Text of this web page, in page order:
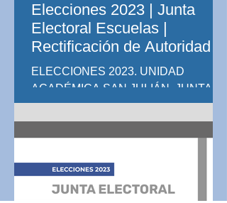
Elecciones 2023 | Junta
Electoral Escuelas |
Rectificación de Autoridad
de Mesa
ELECCIONES 2023. UNIDAD
ACADÉMICA SAN JULIÁN. JUNTA
ELECTORAL ESCUELAS.
RECTIFICACION DE AUTORIDAD DE
MESA. - Resolución Nº009-JEE-UASJ-